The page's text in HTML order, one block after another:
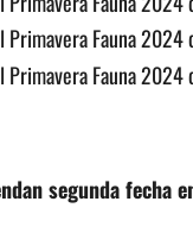
segunda fecha